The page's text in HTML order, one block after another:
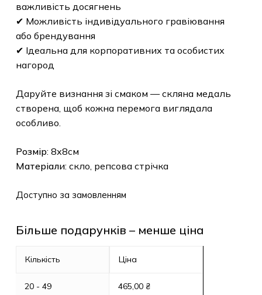
важливість досягнень
✔ Можливість індивідуального гравіювання
або брендування
✔ Ідеальна для корпоративних та особистих
нагород
Даруйте визнання зі смаком — скляна медаль
створена, щоб кожна перемога виглядала
особливо.
Розмір: 8х8см
Матеріали: скло, репсова стрічка
Доступно за замовленням
Більше подарунків – менше ціна
Кількість
20 - 49
Ціна
465,00 ₴